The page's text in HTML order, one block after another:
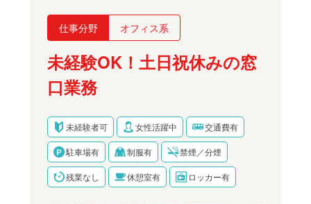
仕事分野 オフィス系
未経験OK！土日祝休みの窓
口業務
未経験者可 女性活躍中 交通費有
駐車場有 制服有 禁煙／分煙
残業なし 休憩室有 ロッカー有